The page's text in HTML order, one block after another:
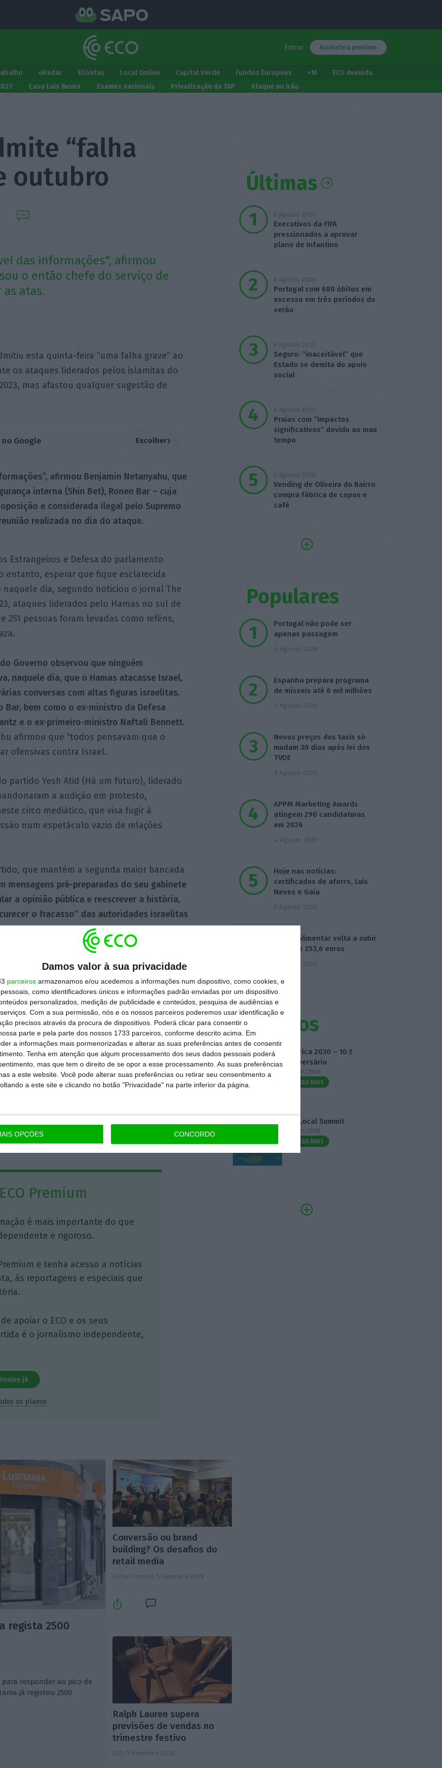
Damos valor à sua privacidade
parceiros armazenamos e/ou acedemos a informações num dispositivo, como cookies, e
como identificadores únicos e informações padrão enviadas por um dispositivo
personalizados, medição de publicidade e conteúdos, pesquisa de audiências e
Com a sua permissão, nós e os nossos parceiros poderemos usar identificação e
precisos através da procura de dispositivos. Poderá clicar para consentir o
parte e pela parte dos nossos 1733 parceiros, conforme descrito acima. Em
a informações mais pormenorizadas e alterar as suas preferências antes de consentir
Tenha em atenção que algum processamento dos seus dados pessoais poderá
mas que tem o direito de se opor a esse processamento. As suas preferências
a este website. Você pode alterar suas preferências ou retirar seu consentimento a
a este site e clicando no botão "Privacidade" na parte inferior da página.
OPÇÕES CONCORDO
Entrar Assinatura premium
eRadar EContas Local Online Capital Verde Fundos Europeus +M
ECO Avenida
Caso Luís Neves Exames nacionais Privatização da TAP Ataque ao Irão
“falha
outubro
das informações", afirmou
o então chefe do serviço de
atas.
esta quinta-feira “uma falha grave” ao
os ataques liderados pelos islamitas do
mas afastou qualquer sugestão de
Google Escolher›
afirmou Benjamin Netanyahu, que
interna (Shin Bet), Ronen Bar – cuja
e considerada ilegal pelo Supremo
realizada no dia do ataque.
Estrangeiros e Defesa do parlamento
entanto, esperar que fique esclarecida
dia, segundo noticiou o jornal The
ataques liderados pelo Hamas no sul de
251 pessoas foram levadas como reféns,
Governo observou que ninguém
naquele dia, que o Hamas atacasse Israel,
conversas com altas figuras israelitas,
Bar, bem como o ex-ministro da Defesa
e o ex-primeiro-ministro Naftali Bennett.
afirmou que “todos pensavam que o
ofensivas contra Israel.
partido Yesh Atid (Há um futuro), liderado
a audição em protesto,
circo mediático, que visa fugir à
num espetáculo vazio de relações
que mantém a segunda maior bancada
mensagens pré-preparadas do seu gabinete
a opinião pública e reescrever a história,
o fracasso” das autoridades israelitas
comissão independente de investigação
2023, alegando que a prioridade era
a partir da Faixa de Gaza, onde vigora
fogo.
explicações ao Governo sobre a criação
“de forma independente,
políticos. No entanto, o Conselho de
um comité ministerial encarregado de
de inquérito e que, segundo o jornal
vez desde a sua criação.
https://eco.sapo.pt/2026/02/05/netanyahu-admite-falha-grave-no-7-de-outubro/ Copiar
Premium
é mais importante do que
e rigoroso.
e tenha acesso a notícias
às reportagens e especiais que
apoiar o ECO e os seus
é o jornalismo independente,
Assine já
os planos
Últimas
6 Agosto 2026
Executivos da FIFA
pressionados a aprovar
plano de Infantino
6 Agosto 2026
Portugal com 680 óbitos em
excesso em três períodos do
verão
6 Agosto 2026
Seguro: “inaceitável” que
Estado se demita do apoio
social
6 Agosto 2026
Praias com “impactos
significativos” devido ao mau
tempo
6 Agosto 2026
Vending de Oliveira do Bairro
compra fábrica de copos e
café
Populares
Portugal não pode ser
apenas passagem
6 Agosto 2026
Espanha prepara programa
de mísseis até 6 mil milhões
3 Agosto 2026
Novos preços dos taxis só
mudam 30 dias após lei dos
TVDE
3 Agosto 2026
APPM Marketing Awards
atingem 290 candidaturas
em 2026
4 Agosto 2026
Hoje nas notícias:
certificados de aforro, Luís
Neves e Gaia
5 Agosto 2026
Cabaz alimentar volta a subir
e atinge 253,6 euros
5 Agosto 2026
Eventos
Fábrica 2030 – 10.º
Aniversário
14/10/2026
SAIBA MAIS
3.º Local Summit
07/10/2026
SAIBA MAIS
regista 2500
responder ao pico de
já registou 2500
Conversão ou brand
building? Os desafios do
retail media
Rafael Correia, 5 Fevereiro 2026
Ralph Lauren supera
previsões de vendas no
trimestre festivo
ECO, 5 Fevereiro 2026